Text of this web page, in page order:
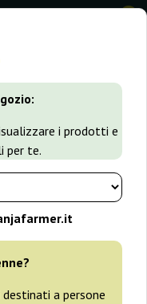
rapida ⭐
i prodotti e
per te.
a persone
0
Femminizzati di
Seeds